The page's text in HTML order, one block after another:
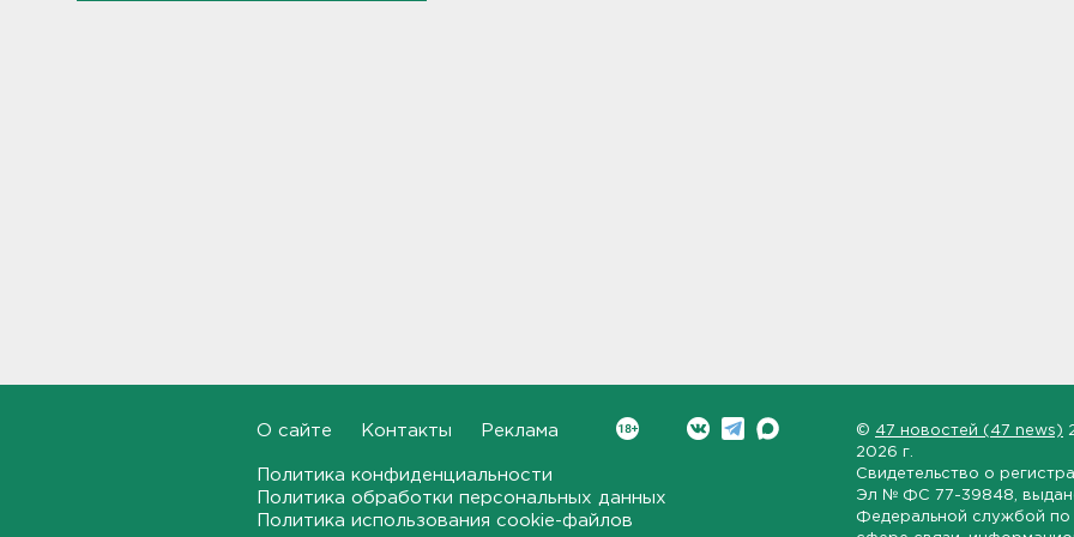
О сайте Контакты Реклама
Политика конфиденциальности
Политика обработки персональных данных
Политика использования cookie-файлов
© 47 новостей (47 news)
2026 г.
Свидетельство о
Эл № ФС 77-39848 ,
Федеральной службой по